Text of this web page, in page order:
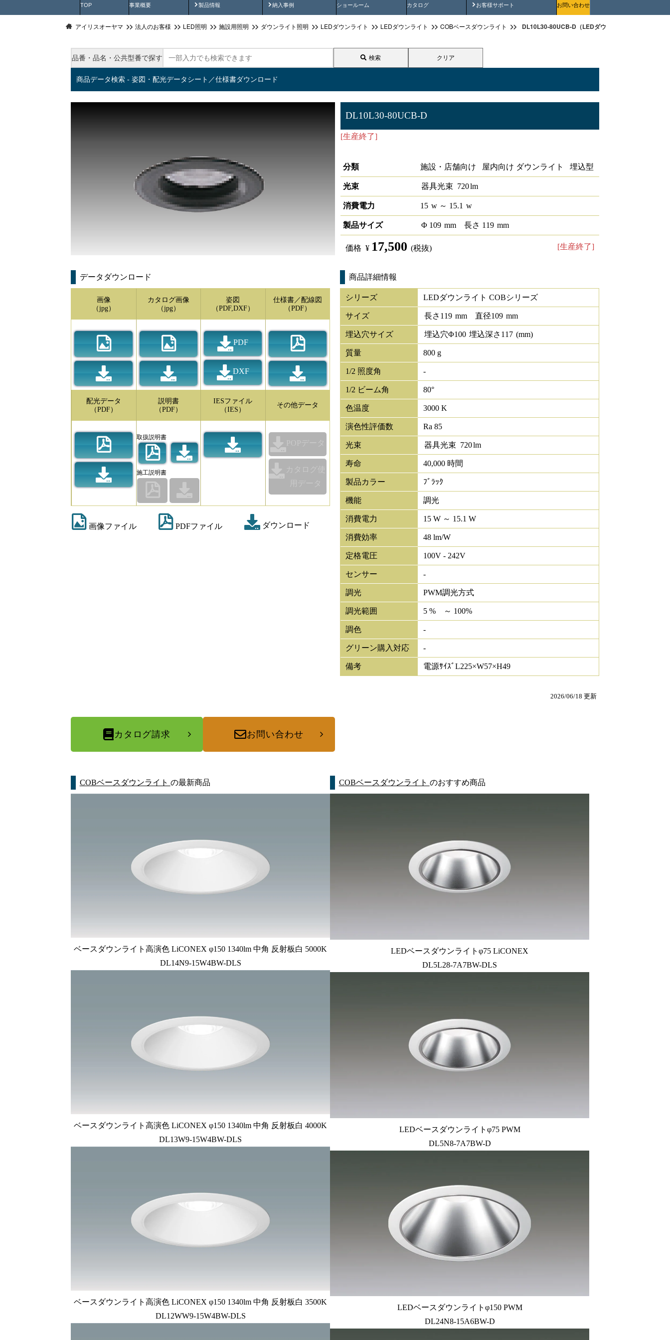
TOP 事業概要 製品情報
製品動画 納入事例
納入事例動画 ショールーム カタログ お客様サポート
安全にご使用いただくためにお問い合わせ
アイリスオーヤマ 法人のお客様 LED照明 施設用照明 ダウンライト照明 LEDダウンライト LEDダウンライト COBベースダウンライト DL10L30-80UCB-D（LEDダウンライトCOB 埋込穴
品番・品名・公共型番で探す 検索 クリア
商品データ検索 - 姿図・配光データシート／仕様書ダウンロード
DL10L30-80UCB-D
[生産終了]
分類
施設・店舗向け 屋内向け ダウンライト 埋込型
光束 器具光束 720lm
消費電力 15 w ～ 15.1 w
製品サイズ Φ 109 mm 長さ 119 mm
価格 ¥ 17,500 (税抜) [生産終了]
データダウンロード
画像
（jpg）
カタログ画像
（jpg）
姿図
（PDF,DXF）
PDF
DXF
仕様書／配線図
（PDF）
配光データ
（PDF）
説明書
（PDF）
取扱説明書
施工説明書
IESファイル
（IES）
その他データ
POPデータ
カタログ使
用データ
画像ファイル PDFファイル ダウンロード
商品詳細情報
シリーズ LEDダウンライト COBシリーズ
サイズ 長さ 119 mm 直径109 mm
埋込穴サイズ 埋込穴Φ100 埋込深さ 117 (mm)
質量 800 g
1/2 照度角 -
1/2 ビーム角 80°
色温度 3000 K
演色性評価数 Ra 85
光束 器具光束 720lm
寿命 40,000 時間
製品カラー ﾌﾞﾗｯｸ
機能 調光
消費電力 15 W ～ 15.1 W
消費効率 48 lm/W
定格電圧 100V - 242V
センサー -
調光 PWM調光方式
調光範囲 5 % ～ 100%
調色 -
グリーン購入対応 -
備考 電源ｻｲｽﾞL225×W57×H49
2026/06/18 更新
カタログ請求 お問い合わせ
COBベースダウンライト の最新商品
ベースダウンライト高演色 LiCONEX φ150 1340lm 中角 反射板白 5000K
DL14N9-15W4BW-DLS
ベースダウンライト高演色 LiCONEX φ150 1340lm 中角 反射板白 4000K
DL13W9-15W4BW-DLS
ベースダウンライト高演色 LiCONEX φ150 1340lm 中角 反射板白 3500K
DL12WW9-15W4BW-DLS
COBベースダウンライト のおすすめ商品
LEDベースダウンライトφ75 LiCONEX
DL5L28-7A7BW-DLS
LEDベースダウンライトφ75 PWM
DL5N8-7A7BW-D
LEDベースダウンライトφ150 PWM
DL24N8-15A6BW-D